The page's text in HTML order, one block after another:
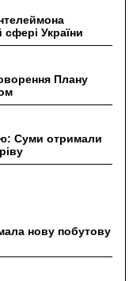
України
Плану
Суми отримали
нову побутову